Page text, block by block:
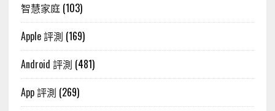
智慧家庭(103)
Apple 評測 (169)
Android 評測 (481)
App 評測 (269)